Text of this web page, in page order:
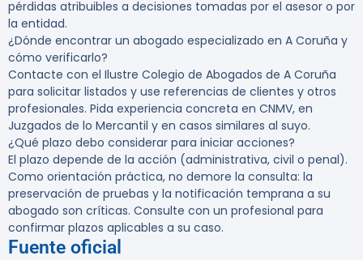
pérdidas atribuibles a decisiones tomadas por el asesor o por
la entidad.
¿Dónde encontrar un abogado especializado en A Coruña y
cómo verificarlo?
Contacte con el Ilustre Colegio de Abogados de A Coruña
para solicitar listados y use referencias de clientes y otros
profesionales. Pida experiencia concreta en CNMV, en
Juzgados de lo Mercantil y en casos similares al suyo.
¿Qué plazo debo considerar para iniciar acciones?
El plazo depende de la acción (administrativa, civil o penal).
Como orientación práctica, no demore la consulta: la
preservación de pruebas y la notificación temprana a su
abogado son críticas. Consulte con un profesional para
confirmar plazos aplicables a su caso.
Fuente oficial